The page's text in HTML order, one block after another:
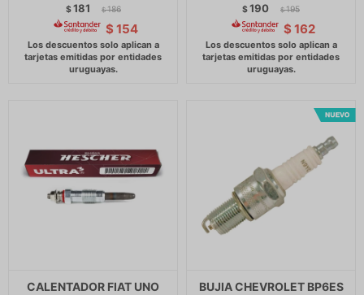
$181 $ 186
$ 154
$190 $ 195
$ 162
CALENTADOR FIAT UNO
BUJIA CHEVROLET BP6ES